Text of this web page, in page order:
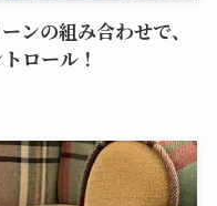
ンの組み合わせで、
ロール！